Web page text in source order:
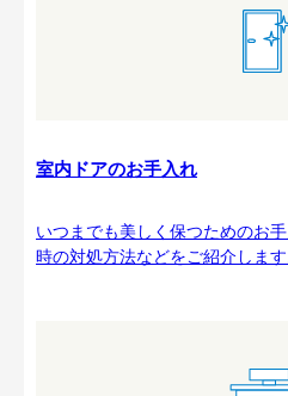
室内ドアのお手入れ
いつまでも美しく保つためのお
時の対処方法などをご紹介します